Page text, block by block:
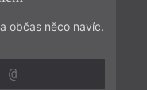
občas něco navíc.